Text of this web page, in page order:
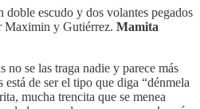
escudo y dos volantes pegados
Maximin y Gutiérrez. Mamita
no se las traga nadie y parece más
de ser el tipo que diga “dénmela
mucha trencita que se menea